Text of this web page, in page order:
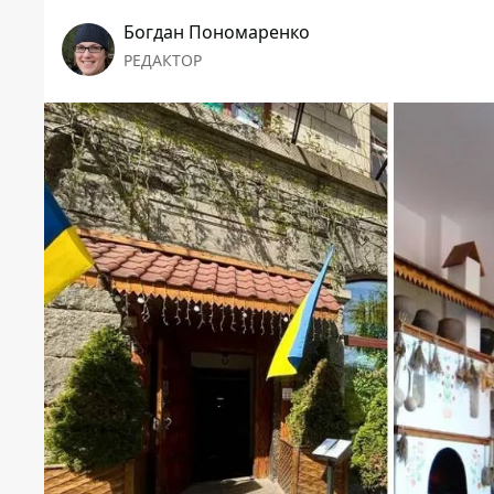
Богдан Пономаренко
РЕДАКТОР